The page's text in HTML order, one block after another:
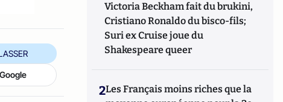
Victoria Beckham fait du brukini,
Cristiano Ronaldo du bisco-fils;
Suri ex Cruise joue du
Shakespeare queer
2Les Français moins riches que la